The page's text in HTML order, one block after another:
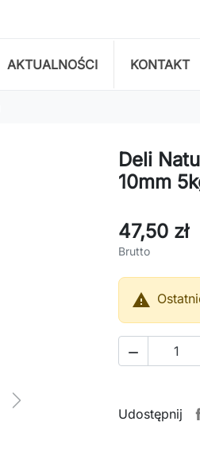
AKTUALNOŚCI KONTAKT
Next
Deli
10mm
47,50 zł
Brutto


Udostępnij